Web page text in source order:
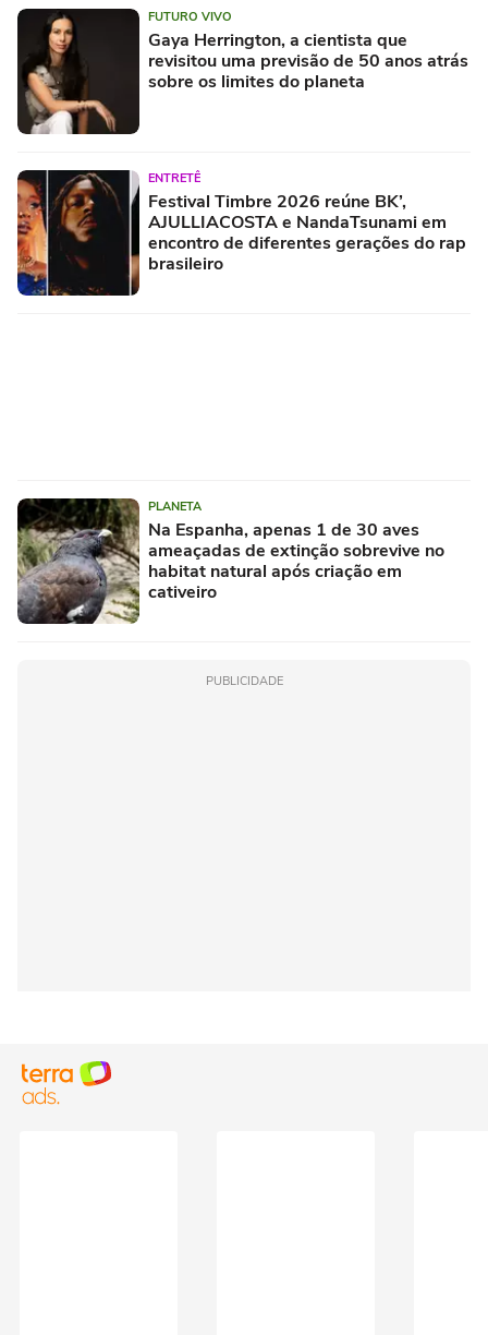
FUTURO VIVO
Gaya Herrington, a cientista que
revisitou uma previsão de 50 anos atrás
sobre os limites do planeta
ENTRETÊ
Festival Timbre 2026 reúne BK’,
AJULLIACOSTA e NandaTsunami em
encontro de diferentes gerações do rap
brasileiro
PLANETA
Na Espanha, apenas 1 de 30 aves
ameaçadas de extinção sobrevive no
habitat natural após criação em
cativeiro
PUBLICIDADE